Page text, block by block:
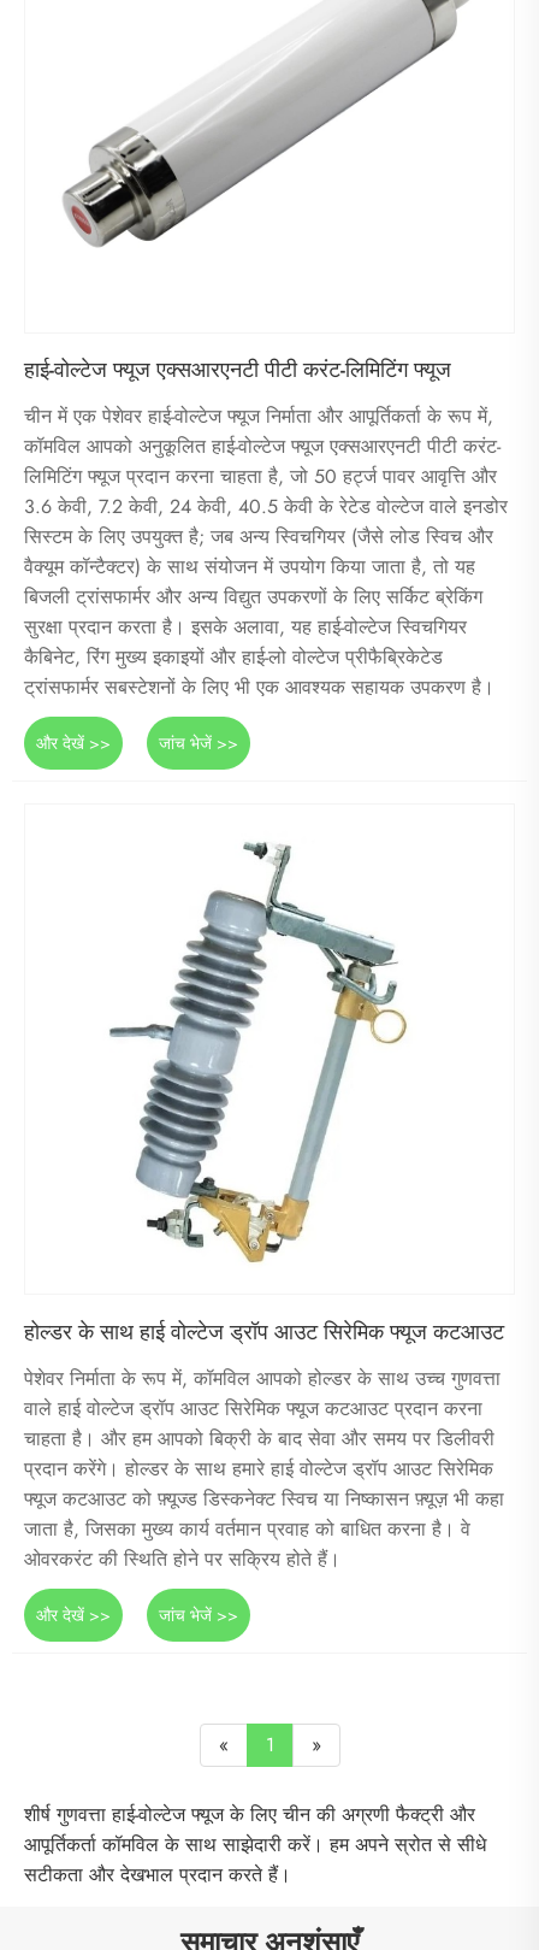
हाई-वोल्टेज फ्यूज एक्सआरएनटी पीटी करंट-लिमिटिंग फ्यूज
चीन में एक पेशेवर हाई-वोल्टेज फ्यूज निर्माता और आपूर्तिकर्ता के रूप में,
कॉमविल आपको अनुकूलित हाई-वोल्टेज फ्यूज एक्सआरएनटी पीटी करंट-
लिमिटिंग फ्यूज प्रदान करना चाहता है, जो 50 हर्ट्ज पावर आवृत्ति और
3.6 केवी, 7.2 केवी, 24 केवी, 40.5 केवी के रेटेड वोल्टेज वाले इनडोर
सिस्टम के लिए उपयुक्त है; जब अन्य स्विचगियर (जैसे लोड स्विच और
वैक्यूम कॉन्टैक्टर) के साथ संयोजन में उपयोग किया जाता है, तो यह
बिजली ट्रांसफार्मर और अन्य विद्युत उपकरणों के लिए सर्किट ब्रेकिंग
सुरक्षा प्रदान करता है। इसके अलावा, यह हाई-वोल्टेज स्विचगियर
कैबिनेट, रिंग मुख्य इकाइयों और हाई-लो वोल्टेज प्रीफैब्रिकेटेड
ट्रांसफार्मर सबस्टेशनों के लिए भी एक आवश्यक सहायक उपकरण है।
और देखें >> जांच भेजें >>
होल्डर के साथ हाई वोल्टेज ड्रॉप आउट सिरेमिक फ्यूज कटआउट
पेशेवर निर्माता के रूप में, कॉमविल आपको होल्डर के साथ उच्च गुणवत्ता
वाले हाई वोल्टेज ड्रॉप आउट सिरेमिक फ्यूज कटआउट प्रदान करना
चाहता है। और हम आपको बिक्री के बाद सेवा और समय पर डिलीवरी
प्रदान करेंगे। होल्डर के साथ हमारे हाई वोल्टेज ड्रॉप आउट सिरेमिक
फ्यूज कटआउट को फ़्यूज्ड डिस्कनेक्ट स्विच या निष्कासन फ़्यूज़ भी कहा
जाता है, जिसका मुख्य कार्य वर्तमान प्रवाह को बाधित करना है। वे
ओवरकरंट की स्थिति होने पर सक्रिय होते हैं।
और देखें >> जांच भेजें >>
« 1 »
शीर्ष गुणवत्ता हाई-वोल्टेज फ्यूज के लिए चीन की अग्रणी फैक्ट्री और
आपूर्तिकर्ता कॉमविल के साथ साझेदारी करें। हम अपने स्रोत से सीधे
सटीकता और देखभाल प्रदान करते हैं।